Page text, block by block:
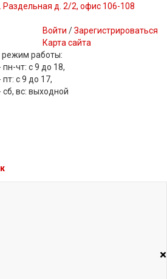
Раздельная д. 2/2, офис 106-108
Войти /Зарегистрироваться
Карта сайта
режим работы:
пн-чт: с 9 до 18,
пт: с 9 до 17,
сб, вс: выходной
×